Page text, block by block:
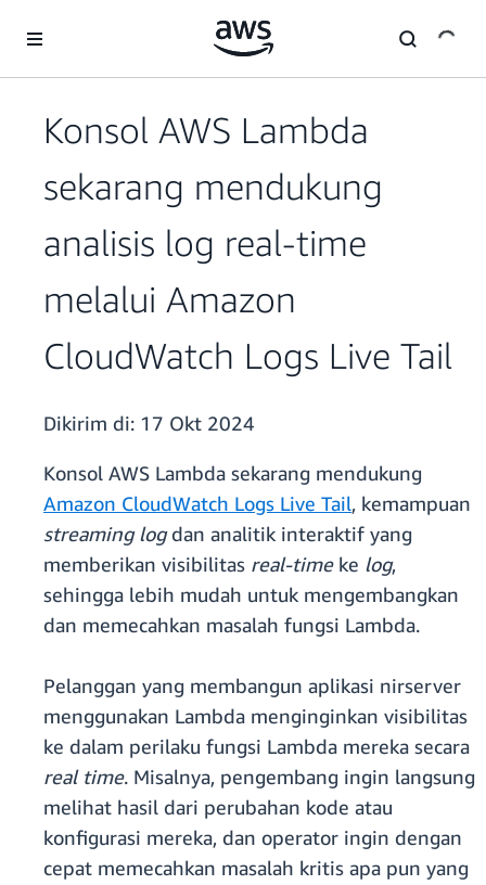
Konsol AWS Lambda
sekarang mendukung
analisis log real-time
melalui Amazon
CloudWatch Logs Live Tail
Dikirim di: 17 Okt 2024
Konsol AWS Lambda sekarang mendukung
Amazon CloudWatch Logs Live Tail, kemampuan
streaming logdan analitik interaktif yang
memberikan visibilitas real-timeke log,
sehingga lebih mudah untuk mengembangkan
dan memecahkan masalah fungsi Lambda.
Pelanggan yang membangun aplikasi nirserver
menggunakan Lambda menginginkan visibilitas
ke dalam perilaku fungsi Lambda mereka secara
real time. Misalnya, pengembang ingin langsung
melihat hasil dari perubahan kode atau
konfigurasi mereka, dan operator ingin dengan
cepat memecahkan masalah kritis apa pun yang